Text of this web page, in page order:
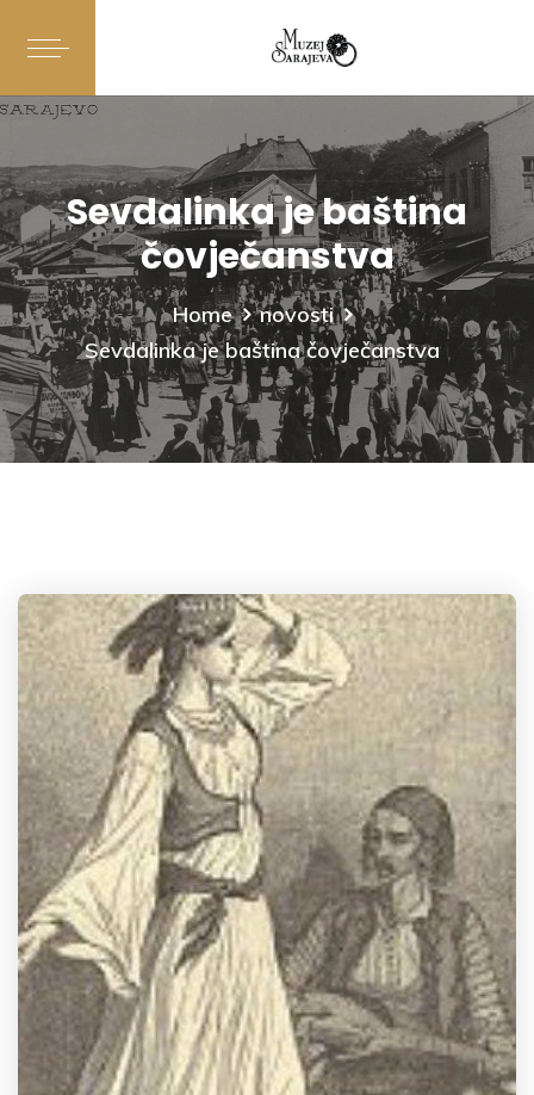
Sevdalinka je baština
čovječanstva
Home
novosti
Sevdalinka je baština čovječanstva